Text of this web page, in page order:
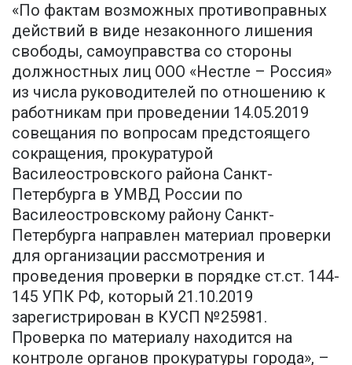
«По фактам возможных противоправных
действий в виде незаконного лишения
свободы, самоуправства со стороны
должностных лиц ООО «Нестле – Россия»
из числа руководителей по отношению к
работникам при проведении 14.05.2019
совещания по вопросам предстоящего
сокращения, прокуратурой
Василеостровского района Санкт-
Петербурга в УМВД России по
Василеостровскому району Санкт-
Петербурга направлен материал проверки
для организации рассмотрения и
проведения проверки в порядке ст.ст. 144-
145 УПК РФ, который 21.10.2019
зарегистрирован в КУСП №25981.
Проверка по материалу находится на
контроле органов прокуратуры города», –